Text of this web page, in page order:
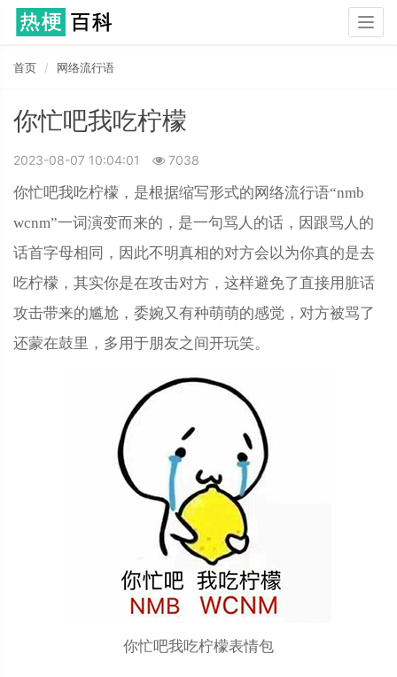
首页 网络流行语
你忙吧我吃柠檬
2023-08-07 10:04:01 7038
你忙吧我吃柠檬，是根据缩写形式的网络流行语“nmb
wcnm”一词演变而来的，是一句骂人的话，因跟骂人的
话首字母相同，因此不明真相的对方会以为你真的是去
吃柠檬，其实你是在攻击对方，这样避免了直接用脏话
攻击带来的尴尬，委婉又有种萌萌的感觉，对方被骂了
还蒙在鼓里，多用于朋友之间开玩笑。
你忙吧我吃柠檬表情包